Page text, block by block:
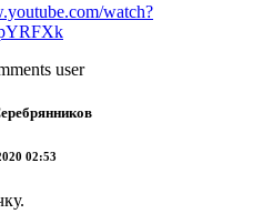
watch?
02:53